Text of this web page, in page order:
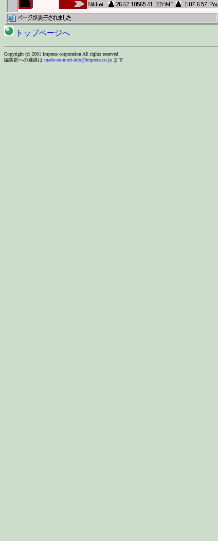
トップページへ
Copyright (c) 2001 impress corporation All rights reserved.
編集部への連絡は mado-no-mori-info@impress.co.jp まで